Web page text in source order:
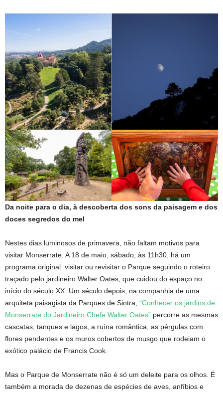
Da noite para o dia, à descoberta dos sons da paisagem e dos
doces segredos do mel
Nestes dias luminosos de primavera, não faltam motivos para
visitar Monserrate. A 18 de maio, sábado, às 11h30, há um
programa original: visitar ou revisitar o Parque seguindo o roteiro
traçado pelo jardineiro Walter Oates, que cuidou do espaço no
início do século XX. Um século depois, na companhia de uma
arquiteta paisagista da Parques de Sintra, “Conhecer os jardins de
Monserrate do Jardineiro Chefe Walter Oates” percorre as mesmas
cascatas, tanques e lagos, a ruína romântica, as pérgulas com
flores pendentes e os muros cobertos de musgo que rodeiam o
exótico palácio de Francis Cook.
Mas o Parque de Monserrate não é só um deleite para os olhos. É
também a morada de dezenas de espécies de aves, anfíbios e